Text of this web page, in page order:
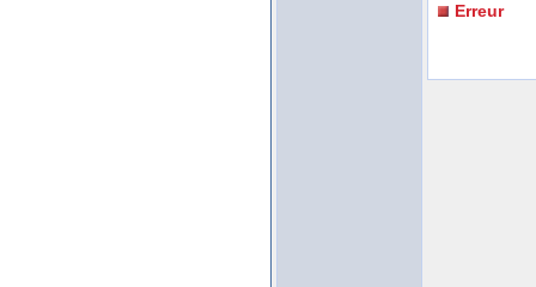
Erreur